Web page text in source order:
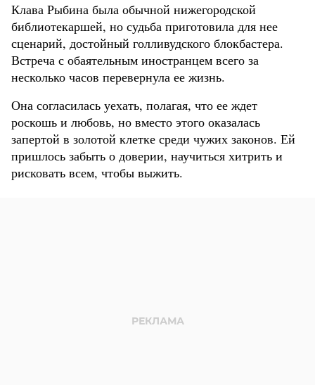
Клава Рыбина была обычной нижегородской
библиотекаршей, но судьба приготовила для нее
сценарий, достойный голливудского блокбастера.
Встреча с обаятельным иностранцем всего за
несколько часов перевернула ее жизнь.
Она согласилась уехать, полагая, что ее ждет
роскошь и любовь, но вместо этого оказалась
запертой в золотой клетке среди чужих законов. Ей
пришлось забыть о доверии, научиться хитрить и
рисковать всем, чтобы выжить.